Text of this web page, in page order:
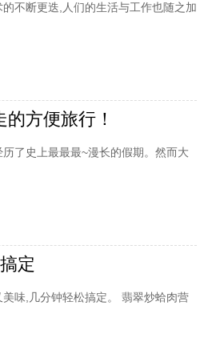
不断更迭,人们的生活与工作也随之加
方便旅行！
了史上最最最~漫长的假期。然而大
定
味,几分钟轻松搞定。 翡翠炒蛤肉营